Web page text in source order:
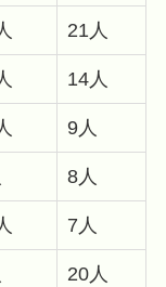
21人
14人
9人
8人
7人
20人